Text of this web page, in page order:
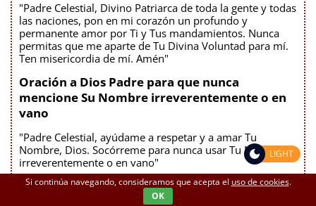
"Padre Celestial, Divino Patriarca de toda la gente y todas
las naciones, pon en mi corazón un profundo y
permanente amor por Ti y Tus mandamientos. Nunca
permitas que me aparte de Tu Divina Voluntad para mí.
Ten misericordia de mí. Amén"
Oración a Dios Padre para que nunca
mencione Su Nombre irreverentemente o en
vano
"Padre Celestial, ayúdame a respetar y a amar Tu
Nombre, Dios. Socórreme para nunca usar Tu Nombre
irreverentemente o en vano"
Oración a Dios Padre para reconocer la falta
de perdón, la ira y la culpa
Si continúa navegando, consideramos que acepta el uso de cookies.
OK
LIGHT